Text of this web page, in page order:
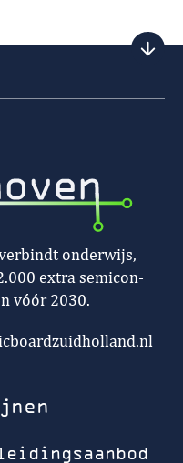
onderwijs,
extra semicon-
vóór 2030.